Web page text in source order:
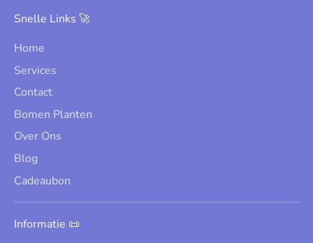
Snelle Links 🚀
Home
Services
Contact
Bomen Planten
Over Ons
Blog
Cadeaubon
Informatie 📜